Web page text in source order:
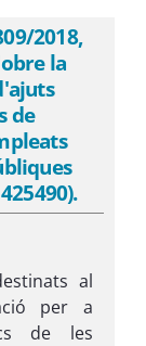
públics de
locals per
-
2018,
la
de
al
per a
de les